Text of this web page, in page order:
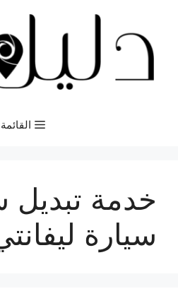
المحتوى
القائمة
خدمة
سيارة